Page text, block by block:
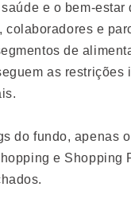
e o bem-estar
colaboradores e
de
as restrições
do fundo, apenas
e Shopping